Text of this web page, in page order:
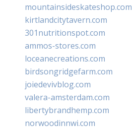
mountainsideskateshop.com
kirtlandcitytavern.com
301nutritionspot.com
ammos-stores.com
loceanecreations.com
birdsongridgefarm.com
joiedevivblog.com
valera-amsterdam.com
libertybrandhemp.com
norwoodinnwi.com